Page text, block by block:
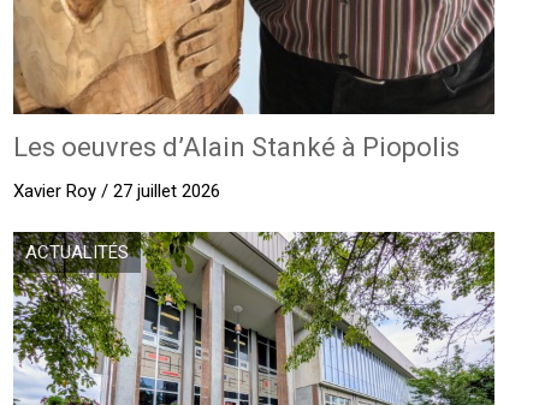
Les oeuvres d’Alain Stanké à Piopolis
Xavier Roy / 27 juillet 2026
ACTUALITÉS